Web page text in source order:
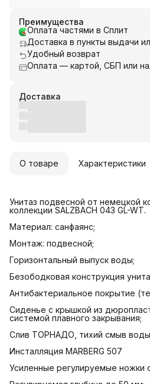
Преимущества
Оплата частями в Сплит
Доставка в пункты выдачи
Удобный возврат
Оплата — картой, СБП или
Доставка
О товаре Характеристики
Унитаз подвесной от немецкой
коллекции SALZBACH 043 GL-WT.
Материал: санфаянс;
Монтаж: подвесной;
Горизонтальный выпуск воды;
Безободковая конструкция
Антибактериальное покрытие
Cиденье с крышкой из
системой плавного закрывания;
Слив ТОРНАДО, тихий смыв
Инсталляция MARBERG 507
Усиленные регулируемые ножки